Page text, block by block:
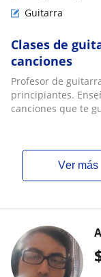
Guitarra
Clases de
canciones
Profesor de
principiantes.
canciones que te
ver más